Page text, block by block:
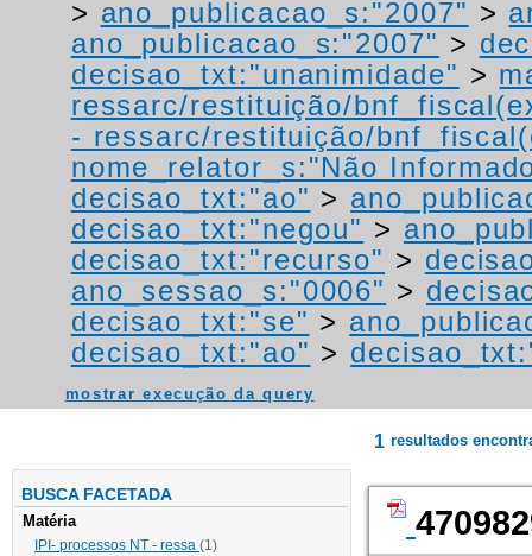
> ano_publicacao_s:"2007" >
ano_publicacao_s:"2007" >
decisao_txt:"unanimidade" >
ressarc/restituição/
- ressarc/restituição/
nome_relator_s:"Não
decisao_txt:"ao" >
decisao_txt:"negou" >
decisao_txt:"recurso" >
ano_sessao_s:"0006" >
decisao_txt:"se" >
decisao_txt:"ao" >
mostrar execução da query
BUSCA FACETADA
Matéria
IPI- processos NT - ressa (1)
1 resultados